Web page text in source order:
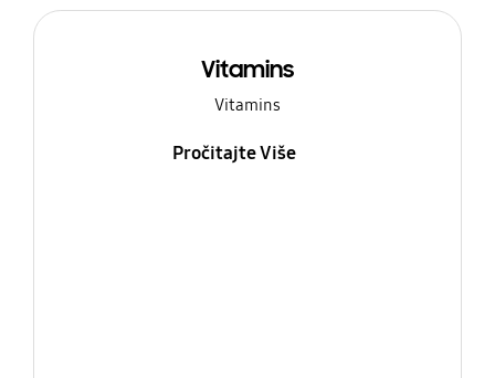
Vitamins
Vitamins
Pročitajte Više